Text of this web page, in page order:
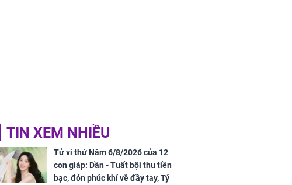
TIN XEM NHIỀU
Tử vi thứ Năm 6/8/2026 của 12
con giáp: Dần - Tuất bội thu tiền
bạc, đón phúc khí về đầy tay, Tý